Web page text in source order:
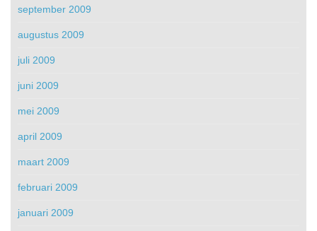
september 2009
augustus 2009
juli 2009
juni 2009
mei 2009
april 2009
maart 2009
februari 2009
januari 2009